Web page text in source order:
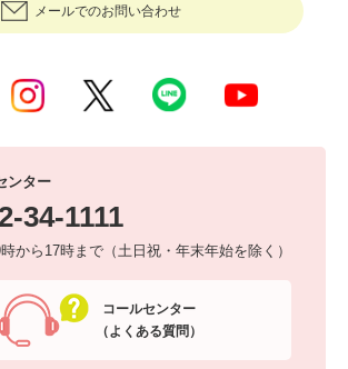
メールでのお問い合わせ
ンター
34-1111
から17時まで（土日祝・年末年始を除く）
コールセンター
（よくある質問）